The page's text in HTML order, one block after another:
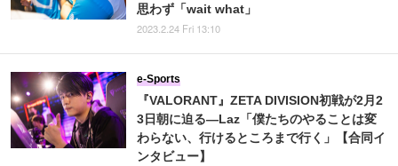
思わず「wait what」
2023.2.24 Fri 13:10
『VALORANT』ZETA DIVISION初戦が2月2
3日朝に迫る―Laz「僕たちのやることは変
わらない、行けるところまで行く」【合同イ
ンタビュー】
e-Sports